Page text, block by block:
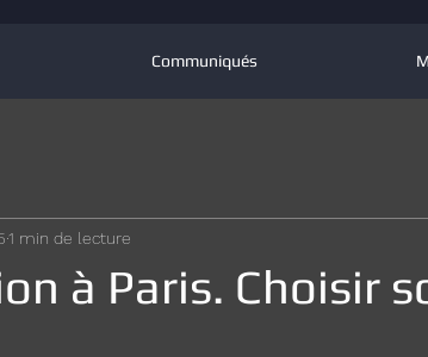
Communiqués
à Paris. Choisir
1 min de lecture